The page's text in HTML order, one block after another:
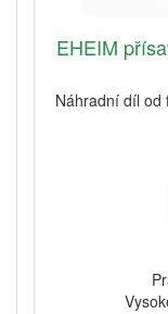
EHEIM
Náhradní díl od